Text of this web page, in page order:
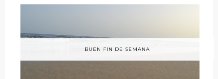
BUEN FIN DE SEMANA